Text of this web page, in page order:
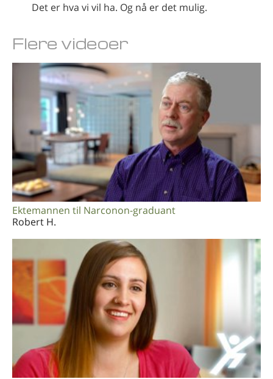
Det er hva vi vil ha. Og nå er det mulig.
Flere videoer
Ektemannen til Narconon-graduant
Robert H.